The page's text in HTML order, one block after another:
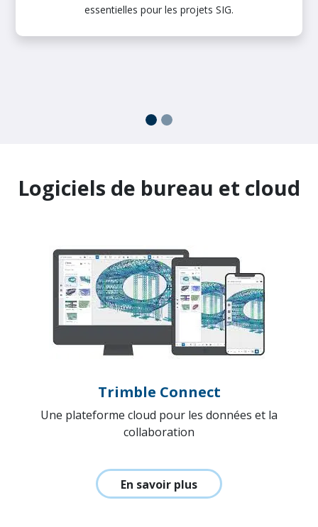
essentielles pour les projets SIG.
Logiciels de bureau et cloud
Trimble Connect
Une plateforme cloud pour les données et la
collaboration
En savoir plus